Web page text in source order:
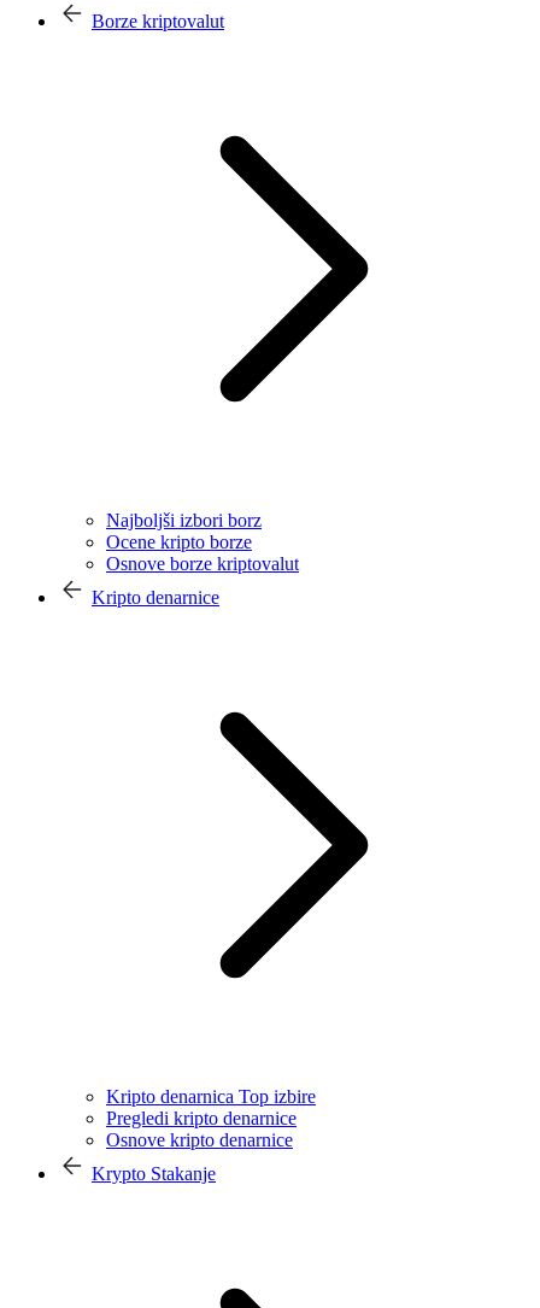
Borze kriptovalut
Najboljši izbori borz
Ocene kripto borze
Osnove borze kriptovalut
Kripto denarnice
Kripto denarnica Top izbire
Pregledi kripto denarnice
Osnove kripto denarnice
Krypto Stakanje